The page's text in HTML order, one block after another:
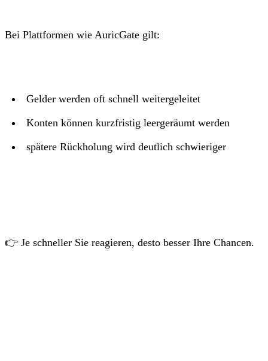
Bei Plattformen wie AuricGate gilt:
Gelder werden oft schnell weitergeleitet
Konten können kurzfristig leergeräumt werden
spätere Rückholung wird deutlich schwieriger
👉 Je schneller Sie reagieren, desto besser Ihre Chancen.